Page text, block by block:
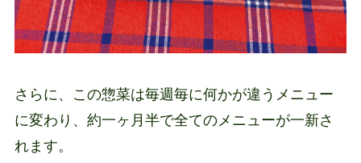
さらに、この惣菜は毎週毎に何かが違うメニュー
に変わり、約一ヶ月半で全てのメニューが一新さ
れます。